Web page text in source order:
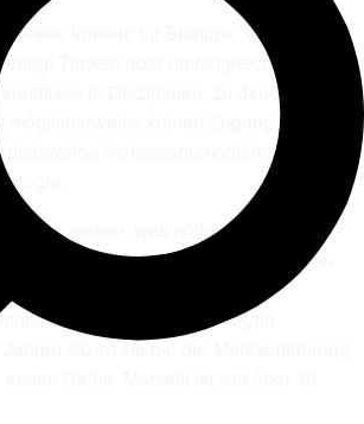
Vorteile für Startups. Aus
Timken über umfangreiche F+E-
in Disziplinen, zu denen
möglicherweise keinen Zugang haben.
Vorhersagemodellierung
wissen, was nötig ist, um ein
die Produktion zu bringen, und können
auch Startups anbieten, die eine
auf den Markt bringen
sitzen sie bei der Markteinführung
ersten Reihe. Marcelli ist seit über 30